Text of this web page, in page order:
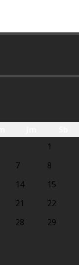
1
7
8
14
15
21
22
28
29